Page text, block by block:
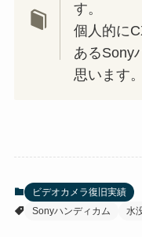
す。
個人的に
あるSony
思います。
ビデオカメラ復旧実績
Sonyハンディカム
水